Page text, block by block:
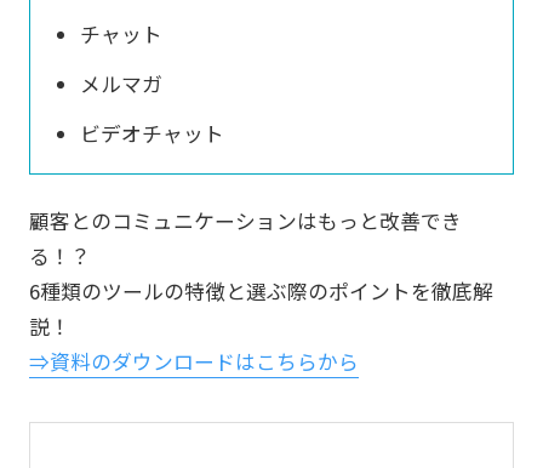
チャット
メルマガ
ビデオチャット
顧客とのコミュニケーションはもっと改善でき
る！？
6種類のツールの特徴と選ぶ際のポイントを徹底解
説！
⇒資料のダウンロードはこちらから